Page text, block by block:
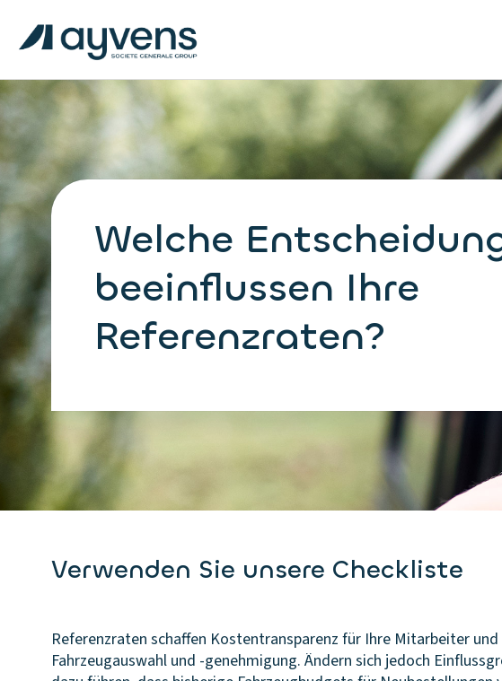
Welche
beeinflussen Ihre
Referenzraten?
Verwenden Sie unsere Checkliste
Referenzraten schaffen Kostentransparenz für Ihre Mitarbeiter
Fahrzeugauswahl und -genehmigung. Ändern sich jedoch